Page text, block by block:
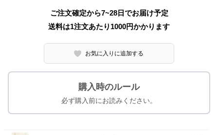
ご注文確定から7~28日でお届け予定
送料は1注文あたり 1000円かかります
お気に入りに追加する
購入時のルール
必ず購入前にお読みください。